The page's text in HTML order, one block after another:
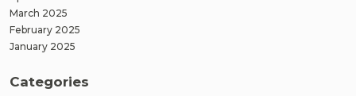
March 2025
February 2025
January 2025
Categories